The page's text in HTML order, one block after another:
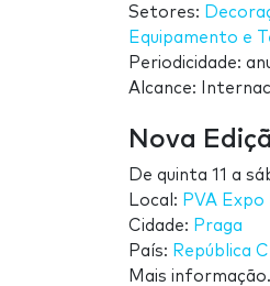
Setores:
Equipamento e
Periodicidade:
Alcance:
Nova
De quinta 11 a
Local: PVA
Cidade: Praga
País: República
Mais